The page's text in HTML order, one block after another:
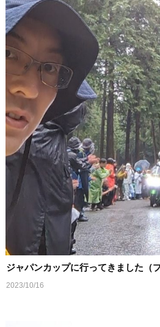
ジャパンカップに行ってきました（
2023/10/16